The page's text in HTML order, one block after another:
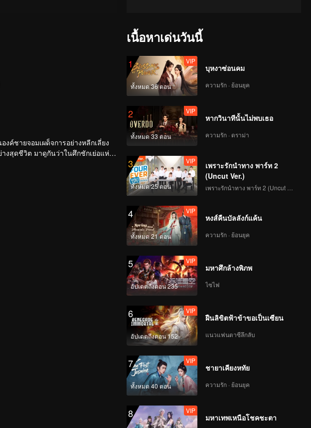
ค์ชายจอมเผด็จการอย่างหลีกเลี่ยง
างสุดชีวิต มาดูกันว่าในศึกชักเย่อแห่ง
เนื้อหาเด่นวันนี้
1
ทั้งหมด 36 ตอน
VIP
บุหงาซ่อนคม
ความรัก · ย้อนยุค
2
ทั้งหมด 33 ตอน
VIP
หากวินาทีนั้นไม่พบเธอ
ความรัก · ดราม่า
3
ทั้งหมด 25 ตอน
VIP
เพราะรักนำทาง พาร์ท 2
(Uncut Ver.)
4
ทั้งหมด 21 ตอน
VIP
หงส์คืนบัลลังก์แค้น
ความรัก · ย้อนยุค
5
อัปเดตถึงตอน 235
VIP
มหาศึกล้างพิภพ
ไซไฟ
6
อัปเดตถึงตอน 152
VIP
ฝืนลิขิตฟ้าข้าขอเป็นเซียน
แนวแฟนตาซีลึกลับ
7
ทั้งหมด 40 ตอน
VIP
ชายาเคียงหทัย
ความรัก · ย้อนยุค
8 VIP
มหาเทพเหนือโชคชะตา